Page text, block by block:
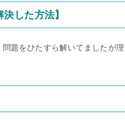
した方法】
題をひたすら解いてましたが